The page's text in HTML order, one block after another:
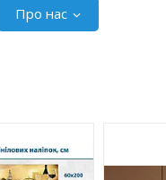
Про нас